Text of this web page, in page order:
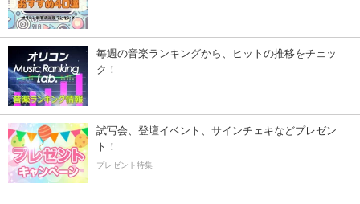
毎週の音楽ランキングから、ヒットの推移をチェッ
ク！
試写会、登壇イベント、サインチェキなどプレゼン
ト！
プレゼント特集